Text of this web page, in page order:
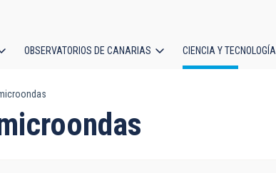
OBSERVATORIOS DE CANARIAS CIENCIA Y TECNOLOGÍA